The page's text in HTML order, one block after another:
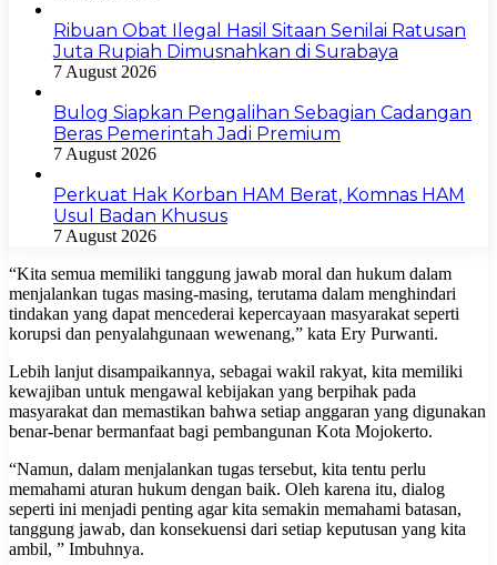
Ribuan Obat Ilegal Hasil Sitaan Senilai Ratusan
Juta Rupiah Dimusnahkan di Surabaya
7 August 2026
Bulog Siapkan Pengalihan Sebagian Cadangan
Beras Pemerintah Jadi Premium
7 August 2026
Perkuat Hak Korban HAM Berat, Komnas HAM
Usul Badan Khusus
7 August 2026
“Kita semua memiliki tanggung jawab moral dan hukum dalam
menjalankan tugas masing-masing, terutama dalam menghindari
tindakan yang dapat mencederai kepercayaan masyarakat seperti
korupsi dan penyalahgunaan wewenang,” kata Ery Purwanti.
Lebih lanjut disampaikannya, sebagai wakil rakyat, kita memiliki
kewajiban untuk mengawal kebijakan yang berpihak pada
masyarakat dan memastikan bahwa setiap anggaran yang digunakan
benar-benar bermanfaat bagi pembangunan Kota Mojokerto.
“Namun, dalam menjalankan tugas tersebut, kita tentu perlu
memahami aturan hukum dengan baik. Oleh karena itu, dialog
seperti ini menjadi penting agar kita semakin memahami batasan,
tanggung jawab, dan konsekuensi dari setiap keputusan yang kita
ambil, ” Imbuhnya.